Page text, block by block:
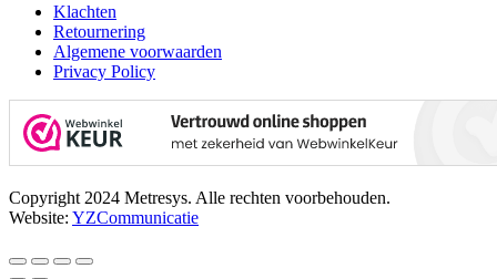
Klachten
Retournering
Algemene voorwaarden
Privacy Policy
Copyright 2024 Metresys. Alle rechten voorbehouden.
Website: YZCommunicatie